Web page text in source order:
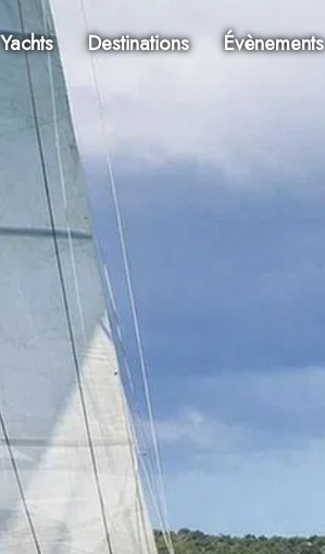
Yachts Destinations Évènements